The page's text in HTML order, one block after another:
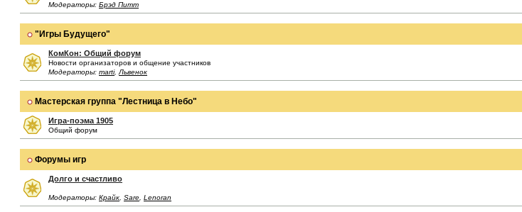
Модераторы: Брэд Питт
"Игры Будущего"
КомКон: Общий форум
Новости организаторов и общение участников
Модераторы: marti, Львенок
Мастерская группа "Лестница в Небо"
Игра-поэма 1905
Общий форум
Форумы игр
Долго и счастливо
Модераторы: Крайк Sare Lenoran